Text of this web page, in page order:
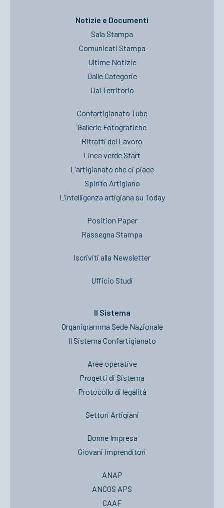
Notizie e Documenti
Sala Stampa
Comunicati Stampa
Ultime Notizie
Dalle Categorie
Dal Territorio
Confartigianato Tube
Gallerie Fotografiche
Ritratti del Lavoro
Linea verde Start
L’artigianato che ci piace
Spirito Artigiano
L’intelligenza artigiana su Today
Position Paper
Rassegna Stampa
Iscriviti alla Newsletter
Ufficio Studi
Il Sistema
Organigramma Sede Nazionale
Il Sistema Confartigianato
Aree operative
Progetti di Sistema
Protocollo di legalità
Settori Artigiani
Donne Impresa
Giovani Imprenditori
ANAP
ANCOS APS
CAAF